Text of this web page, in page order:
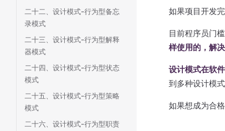
二十二、设计模式-行为型备忘
录模式
二十三、设计模式-行为型解释
器模式
二十四、设计模式-行为型状态
模式
二十五、设计模式-行为型策略
模式
二十六、设计模式-行为型职责
如果项目开发
目前程序员门
样使用的，解
设计模式在软
到多种设计模
如果想成为合